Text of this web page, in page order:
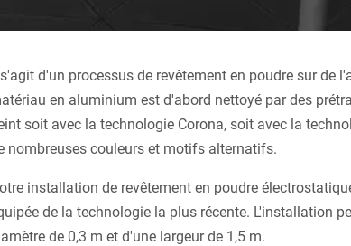
d'un processus de revêtement en poudre sur de
en aluminium est d'abord nettoyé par des
soit avec la technologie Corona, soit avec la
nombreuses couleurs et motifs alternatifs.
installation de revêtement en poudre
de la technologie la plus récente. L'installation
de 0,3 m et d'une largeur de 1,5 m.